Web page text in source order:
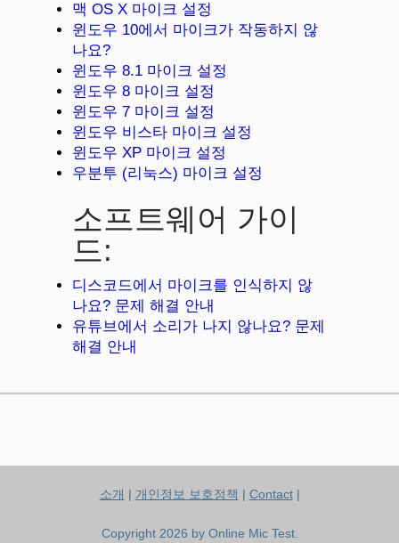
맥 OS X 마이크 설정
윈도우 10에서 마이크가 작동하지 않
나요?
윈도우 8.1 마이크 설정
윈도우 8 마이크 설정
윈도우 7 마이크 설정
윈도우 비스타 마이크 설정
윈도우 XP 마이크 설정
우분투 (리눅스) 마이크 설정
소프트웨어 가이
드:
디스코드에서 마이크를 인식하지 않
나요? 문제 해결 안내
유튜브에서 소리가 나지 않나요? 문제
해결 안내
소개 | 개인정보 보호정책 | Contact|
Copyright 2026 by Online Mic Test.